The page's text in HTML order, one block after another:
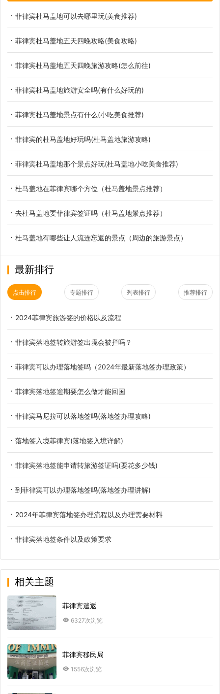
菲律宾杜马盖地可以去哪里玩(美食推荐)
菲律宾杜马盖地五天四晚攻略(美食攻略)
菲律宾杜马盖地五天四晚旅游攻略(怎么前往)
菲律宾杜马盖地旅游安全吗(有什么好玩的)
菲律宾杜马盖地景点有什么(小吃美食推荐)
菲律宾的杜马盖地好玩吗(杜马盖地旅游攻略)
菲律宾杜马盖地那个景点好玩(杜马盖地小吃美食推荐)
杜马盖地在菲律宾哪个方位（杜马盖地景点推荐）
去杜马盖地要菲律宾签证吗（杜马盖地景点推荐）
杜马盖地有哪些让人流连忘返的景点（周边的旅游景点）
最新排行
点击排行 专题排行 列表排行 推荐排行
2024菲律宾旅游签的价格以及流程
菲律宾落地签转旅游签出境会被拦吗？
菲律宾可以办理落地签吗（2024年最新落地签办理政策）
菲律宾落地签逾期要怎么做才能回国
菲律宾马尼拉可以落地签吗(落地签办理攻略)
落地签入境菲律宾(落地签入境详解)
菲律宾落地签能申请转旅游签证吗(要花多少钱)
到菲律宾可以办理落地签吗(落地签办理讲解)
2024年菲律宾落地签办理流程以及办理需要材料
菲律宾落地签条件以及政策要求
相关主题
菲律宾遣返
6327次浏览
菲律宾移民局
1556次浏览